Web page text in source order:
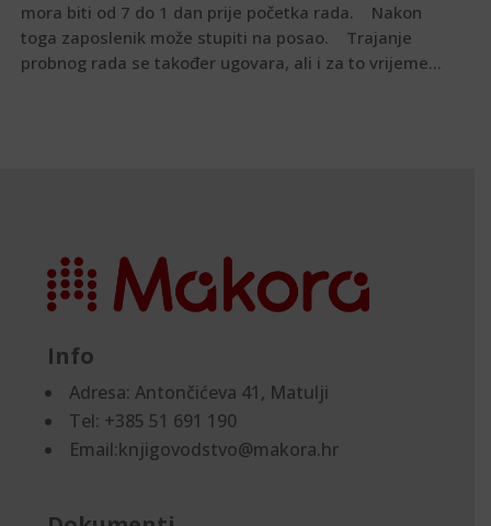
mora biti od 7 do 1 dan prije početka rada. Nakon
toga zaposlenik može stupiti na posao. Trajanje
probnog rada se također ugovara, ali i za to vrijeme...
Info
Adresa:Antončićeva 41, Matulji
Tel: +385 51 691 190
Email:knjigovodstvo@makora.hr